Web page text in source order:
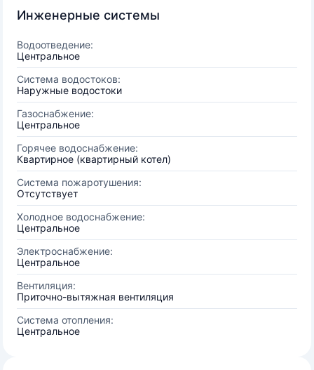
Инженерные системы
Водоотведение:
Центральное
Система водостоков:
Наружные водостоки
Газоснабжение:
Центральное
Горячее водоснабжение:
Квартирное (квартирный котел)
Система пожаротушения:
Отсутствует
Холодное водоснабжение:
Центральное
Электроснабжение:
Центральное
Вентиляция:
Приточно-вытяжная вентиляция
Система отопления:
Центральное